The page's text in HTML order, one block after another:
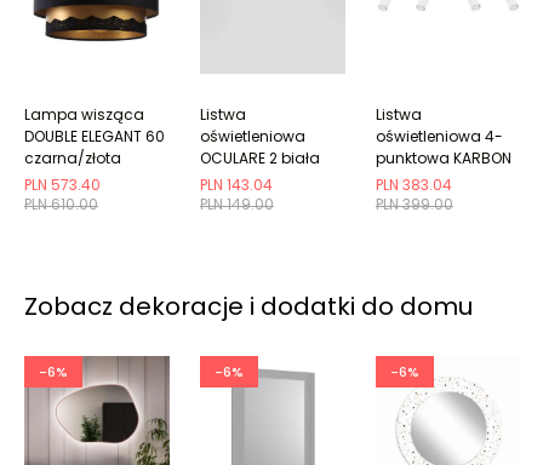
PLN 610.00
PLN 573.40
Lampa wisząca
DOUBLE ELEGANT 60
czarna/złota
PLN 149.00
PLN 143.04
Listwa
oświetleniowa
OCULARE 2 biała
PLN 399.00
PLN 383.04
Listwa
oświetleniowa 4-
punktowa KARBON
4L biała ryflowana
Zobacz dekoracje i dodatki do domu
-6% -6% -6%